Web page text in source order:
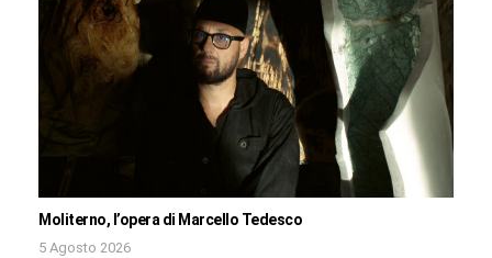
Moliterno, l’opera di Marcello Tedesco
5 Agosto 2026